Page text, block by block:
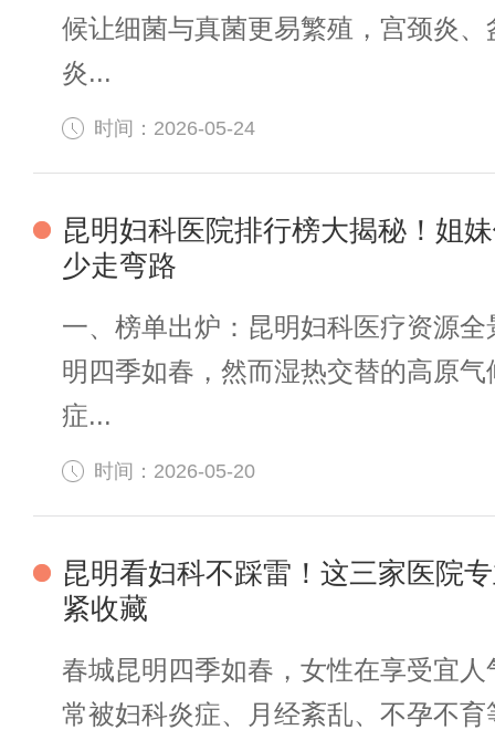
候让细菌与真菌更易繁殖，宫颈炎、
炎...
时间：2026-05-24
昆明妇科医院排行榜大揭秘！姐
少走弯路
一、榜单出炉：昆明妇科医疗资源
明四季如春，然而湿热交替的高原
症...
时间：2026-05-20
昆明看妇科不踩雷！这三家医院
紧收藏
春城昆明四季如春，女性在享受宜
常被妇科炎症、月经紊乱、不孕不